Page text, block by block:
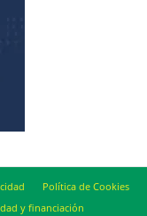
Política de Cookies
y financiación